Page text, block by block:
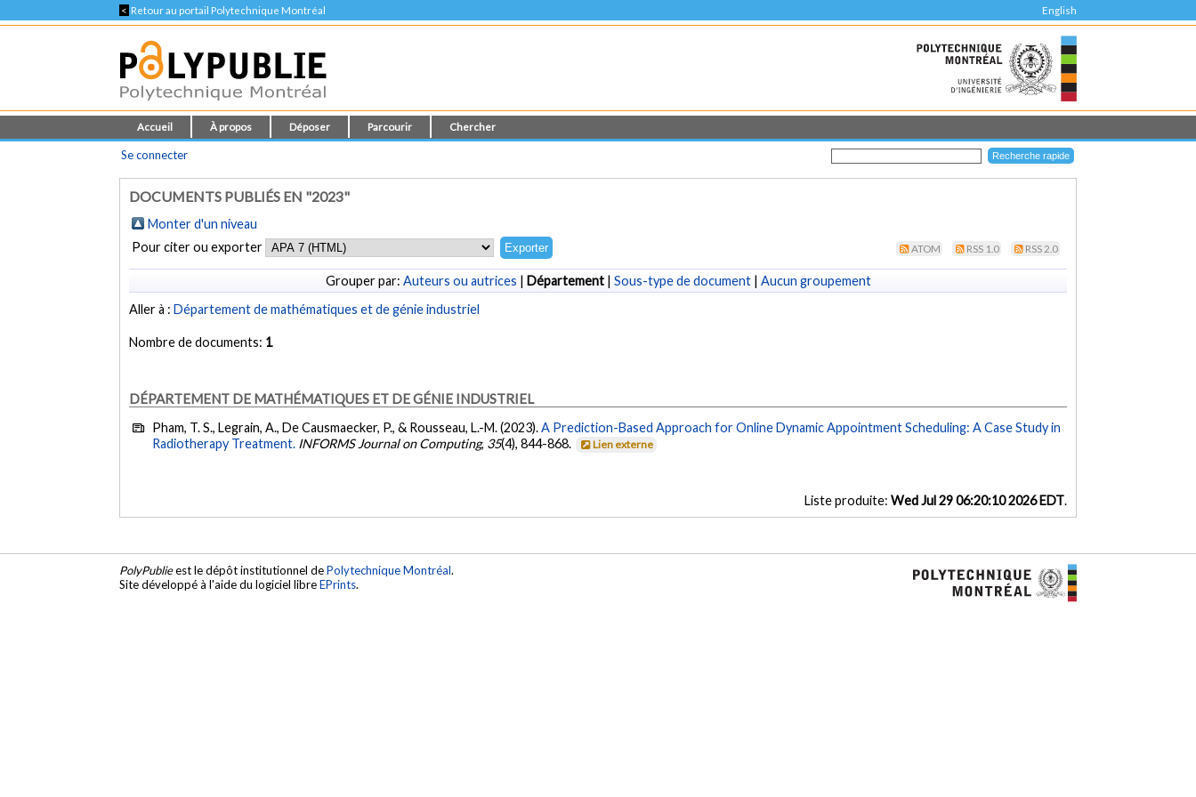
< Retour au portail Polytechnique Montréal English
Accueil À propos Déposer Parcourir Chercher
Se connecter
DOCUMENTS PUBLIÉS EN "2023"
Monter d'un niveau
Pour citer ou exporter
ATOM RSS 1.0 RSS 2.0
Grouper par: Auteurs ou autrices | Département| Sous-type de document| Aucun groupement
Aller à :Département de mathématiques et de génie industriel
Nombre de documents: 1
DÉPARTEMENT DE MATHÉMATIQUES ET DE GÉNIE INDUSTRIEL
Pham, T. S., Legrain, A., De Causmaecker, P., & Rousseau, L.-M. (2023).A Prediction-Based Approach for Online Dynamic Appointment Scheduling: A Case Study in
Radiotherapy Treatment. INFORMS Journal on Computing, 35(4), 844-868. Lien externe
Liste produite: Wed Jul 29 06:20:10 2026 EDT.
PolyPublieest le dépôt institutionnel dePolytechnique Montréal.
Site développé à l'aide du logiciel libreEPrints.